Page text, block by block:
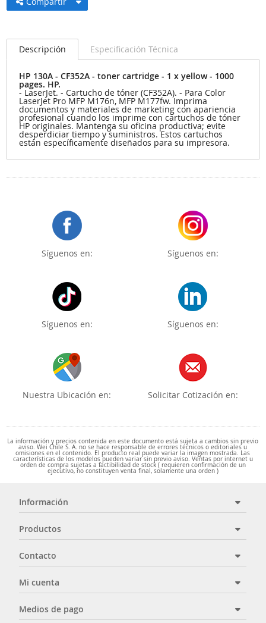
Descripción Especificación Técnica
HP 130A - CF352A - toner cartridge - 1 x yellow - 1000
pages. HP.
- LaserJet. - Cartucho de tóner (CF352A). - Para Color
LaserJet Pro MFP M176n, MFP M177fw. Imprima
documentos y materiales de marketing con apariencia
profesional cuando los imprime con cartuchos de tóner
HP originales. Mantenga su oficina productiva; evite
desperdiciar tiempo y suministros. Estos cartuchos
están específicamente diseñados para su impresora.
Síguenos en: Síguenos en:
Síguenos en: Síguenos en:
Nuestra Ubicación en: Solicitar Cotización en:
La información y precios contenida en este documento está sujeta a cambios sin previo
aviso. Wei Chile S. A. no se hace responsable de errores técnicos o editoriales u
omisiones en el contenido. El producto real puede variar la imagen mostrada. Las
características de los modelos pueden variar sin previo aviso. Ventas por internet u
orden de compra sujetas a factibilidad de stock ( requieren confirmación de un
ejecutivo, no constituyen venta final, solamente una orden )
Información
Productos
Contacto
Mi cuenta
Medios de pago